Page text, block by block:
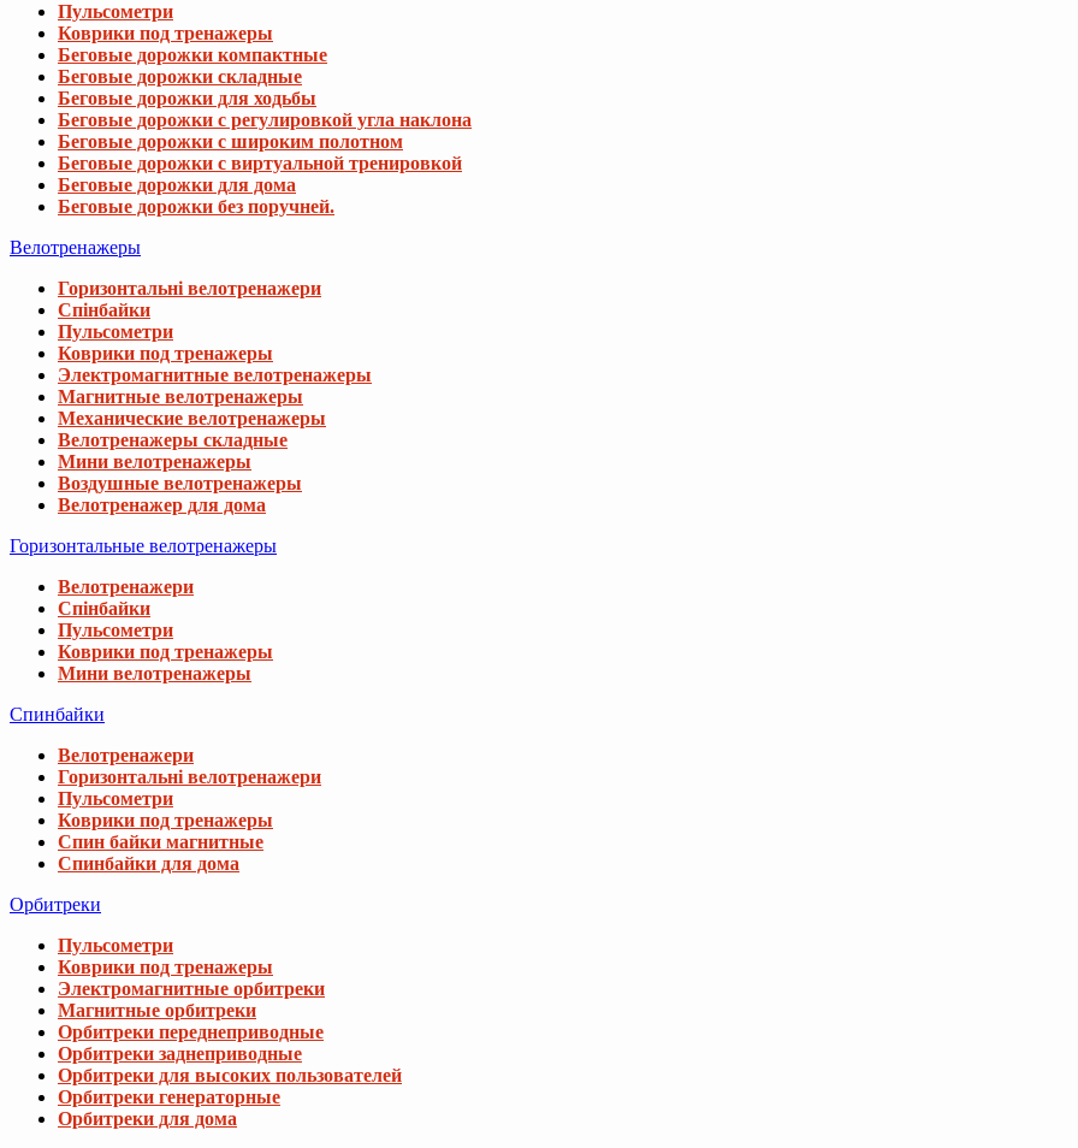
Пульсометри
Коврики под тренажеры
Беговые дорожки компактные
Беговые дорожки складные
Беговые дорожки для ходьбы
Беговые дорожки с регулировкой угла наклона
Беговые дорожки с широким полотном
Беговые дорожки с виртуальной тренировкой
Беговые дорожки для дома
Беговые дорожки без поручней.
Велотренажеры
Горизонтальні велотренажери
Спінбайки
Пульсометри
Коврики под тренажеры
Электромагнитные велотренажеры
Магнитные велотренажеры
Механические велотренажеры
Велотренажеры складные
Мини велотренажеры
Воздушные велотренажеры
Велотренажер для дома
Горизонтальные велотренажеры
Велотренажери
Спінбайки
Пульсометри
Коврики под тренажеры
Мини велотренажеры
Спинбайки
Велотренажери
Горизонтальні велотренажери
Пульсометри
Коврики под тренажеры
Спин байки магнитные
Спинбайки для дома
Орбитреки
Пульсометри
Коврики под тренажеры
Электромагнитные орбитреки
Магнитные орбитреки
Орбитреки переднеприводные
Орбитреки заднеприводные
Орбитреки для высоких пользователей
Орбитреки генераторные
Орбитреки для дома